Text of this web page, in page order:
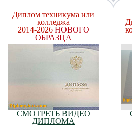
Диплом техникума или
колледжа
2014-2026 НОВОГО
ОБРАЗЦА
СМОТРЕТЬ ВИДЕО
ДИПЛОМА